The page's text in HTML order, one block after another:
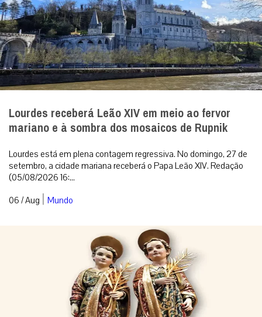
Lourdes receberá Leão XIV em meio ao fervor
mariano e à sombra dos mosaicos de Rupnik
Lourdes está em plena contagem regressiva. No domingo, 27 de
setembro, a cidade mariana receberá o Papa Leão XIV. Redação
(05/08/2026 16:...
06 / Aug | Mundo